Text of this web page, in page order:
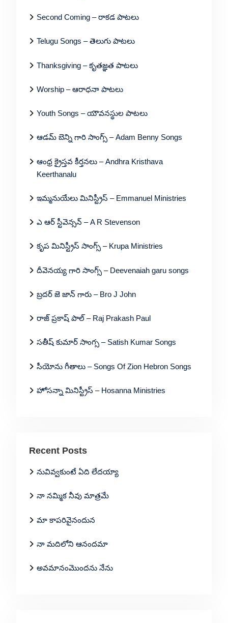
Second Coming – రాకడ పాటలు
Telugu Songs – తెలుగు పాటలు
Thanksgiving – కృతజ్ఞత పాటలు
Worship – ఆరాధనా పాటలు
Youth Songs – యౌవనస్థుల పాటలు
ఆడమ్ బెన్ని గారి సాంగ్స్ – Adam Benny Songs
ఆంధ్ర క్రైస్తవ కీర్తనలు – Andhra Kristhava
Keerthanalu
ఇమ్మనుయేలు మినిస్ట్రీస్ – Emmanuel Ministries
ఎ ఆర్ స్టీవెన్సన్ – A R Stevenson
కృప మినిస్ట్రీస్ సాంగ్స్ – Krupa Ministries
దీవెనయ్య గారి సాంగ్స్ – Deevenaiah garu songs
బ్రదర్ జె జాన్ గారు – Bro J John
రాజ్ ప్రకాష్ పాల్ – Raj Prakash Paul
సతీష్ కుమార్ సాంగ్స – Satish Kumar Songs
సీయోను గీతాలు – Songs Of Zion Hebron Songs
హోసన్నా మినిస్ట్రీస్ – Hosanna Ministries
Recent Posts
నువివ్వకుంటే ఏది లేదయ్యా
నా నమ్మిక నీవు మాత్రమే
మా కాపరివైనందున
నా మదిలోని ఆనందమా
అవమానంమొందను నేను